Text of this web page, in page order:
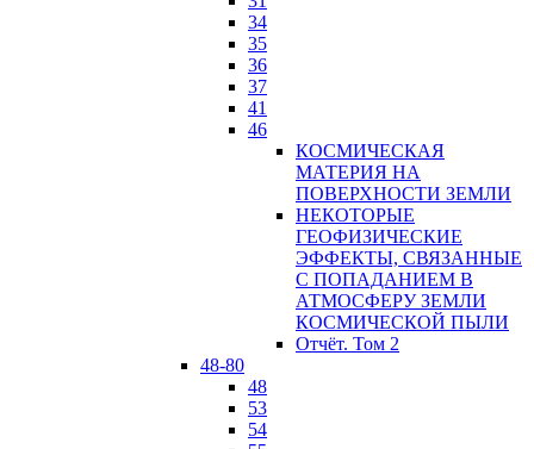
34
35
36
37
41
46
КОСМИЧЕСКАЯ
МАТЕРИЯ НА
ПОВЕРХНОСТИ ЗЕМЛИ
НЕКОТОРЫЕ
ГЕОФИЗИЧЕСКИЕ
ЭФФЕКТЫ, СВЯЗАННЫЕ
С ПОПАДАНИЕМ В
АТМОСФЕРУ ЗЕМЛИ
КОСМИЧЕСКОЙ ПЫЛИ
Отчёт. Том 2
48-80
48
53
54